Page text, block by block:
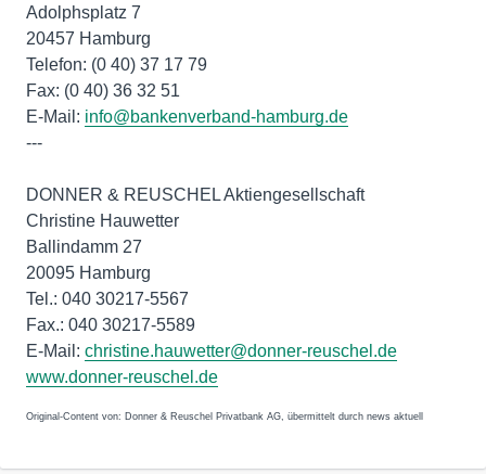
Adolphsplatz 7
20457 Hamburg
Telefon: (0 40) 37 17 79
Fax: (0 40) 36 32 51
E-Mail: info@bankenverband-hamburg.de
---
DONNER & REUSCHEL Aktiengesellschaft
Christine Hauwetter
Ballindamm 27
20095 Hamburg
Tel.: 040 30217-5567
Fax.: 040 30217-5589
E-Mail: christine.hauwetter@donner-reuschel.de
www.donner-reuschel.de
Original-Content von: Donner & Reuschel Privatbank AG, übermittelt durch news aktuell